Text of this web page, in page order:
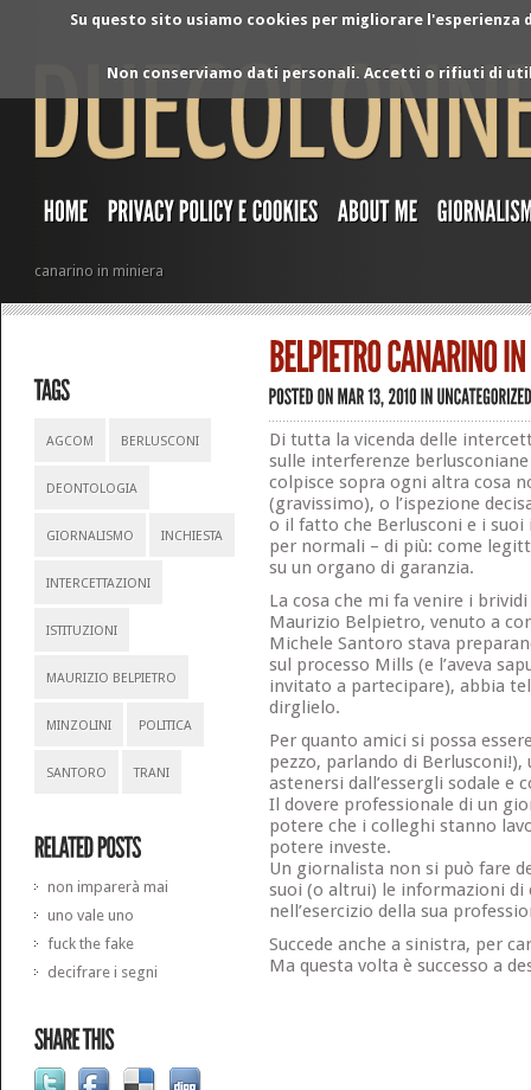
Su questo sito usiamo cookies per migliorare
Non conserviamo dati personali. Accetti o rifiuti di
canarino in miniera
AGCOM BERLUSCONI
DEONTOLOGIA
GIORNALISMO INCHIESTA
INTERCETTAZIONI
ISTITUZIONI
MAURIZIO BELPIETRO
MINZOLINI POLITICA
SANTORO TRANI
non imparerà mai
uno vale uno
fuck the fake
decifrare i segni
Di tutta la vicenda delle
sulle interferenze
colpisce sopra ogni altra cosa
(gravissimo), o l’ispezione
o il fatto che Berlusconi e i
per normali – di più: come
su un organo di garanzia.
La cosa che mi fa venire i
Maurizio Belpietro, venuto a
Michele Santoro stava
sul processo Mills (e l’aveva
invitato a partecipare), abbia
dirglielo.
Per quanto amici si possa
pezzo, parlando di
astenersi dall’essergli sodale e
Il dovere professionale di un
potere che i colleghi stanno
potere investe.
Un giornalista non si può fare
suoi (o altrui) le informazioni di
nell’esercizio della sua
Succede anche a sinistra, per
Ma questa volta è successo a